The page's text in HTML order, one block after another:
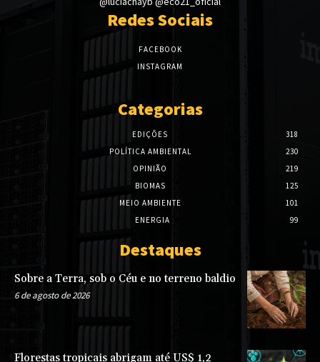
Redes Sociais
FACEBOOK
INSTAGRAM
Categorias
EDIÇÕES
318
POLÍTICA AMBIENTAL
230
OPINIÃO
219
BIOMAS
125
MEIO AMBIENTE
101
ENERGIA
99
Destaques
Sobre a Terra, sob o Céu e no terreno baldio
6 de agosto de 2026
Florestas tropicais abrigam até US$ 1,2